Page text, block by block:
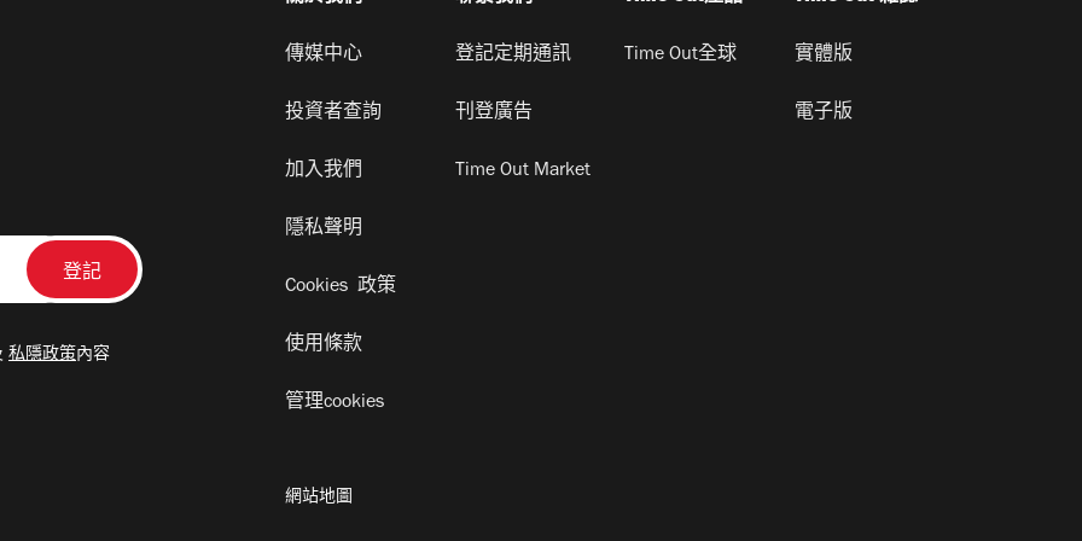
私隱政策內容
傳媒中心
投資者查詢
加入我們
隱私聲明
Cookies 政策
使用條款
管理cookies
登記定期通訊
刊登廣告
Time Out Market
Time Out全球 實體版
電子版
網站地圖